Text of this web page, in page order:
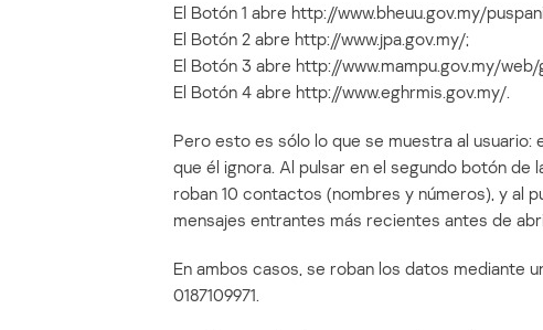
El Botón 1 abre http://www.bheuu.gov.my/
El Botón 2 abre http://www.jpa.gov.my/;
El Botón 3 abre http://www.mampu.gov.my/
El Botón 4 abre http://www.eghrmis.gov.my/.
Pero esto es sólo lo que se muestra al
que él ignora. Al pulsar en el segundo botón
roban 10 contactos (nombres y números), y al
mensajes entrantes más recientes antes de
En ambos casos, se roban los datos mediante
0187109971.